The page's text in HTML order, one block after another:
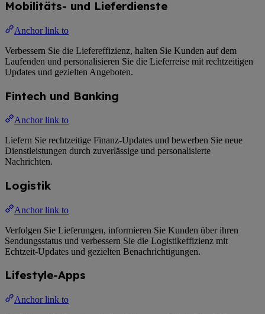
Mobilitäts- und Lieferdienste
Anchor link to
Verbessern Sie die Liefereffizienz, halten Sie Kunden auf dem
Laufenden und personalisieren Sie die Lieferreise mit rechtzeitigen
Updates und gezielten Angeboten.
Fintech und Banking
Anchor link to
Liefern Sie rechtzeitige Finanz-Updates und bewerben Sie neue
Dienstleistungen durch zuverlässige und personalisierte
Nachrichten.
Logistik
Anchor link to
Verfolgen Sie Lieferungen, informieren Sie Kunden über ihren
Sendungsstatus und verbessern Sie die Logistikeffizienz mit
Echtzeit-Updates und gezielten Benachrichtigungen.
Lifestyle-Apps
Anchor link to